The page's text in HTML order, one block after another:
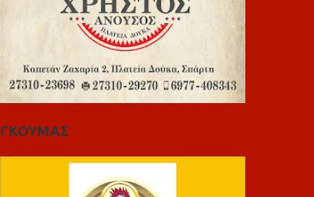
ΓΚΟΥΜΑΣ